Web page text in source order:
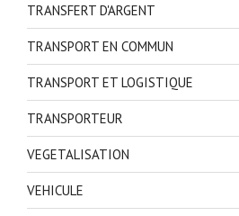
TRANSFERT D'ARGENT
TRANSPORT EN COMMUN
TRANSPORT ET LOGISTIQUE
TRANSPORTEUR
VEGETALISATION
VEHICULE